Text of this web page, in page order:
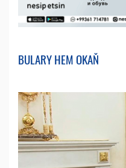
BULARY HEM OKAŇ